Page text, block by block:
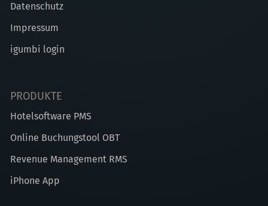
Datenschutz
Impressum
igumbi login
PRODUKTE
Hotelsoftware PMS
Online Buchungstool OBT
Revenue Management RMS
iPhone App